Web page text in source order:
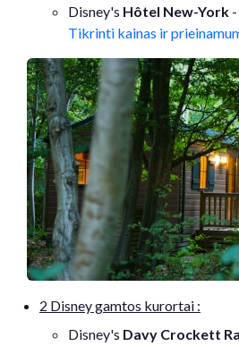
Disney's Hôtel New-York
Tikrinti kainas ir
2 Disney gamtos kurortai :
Disney's Davy Crockett